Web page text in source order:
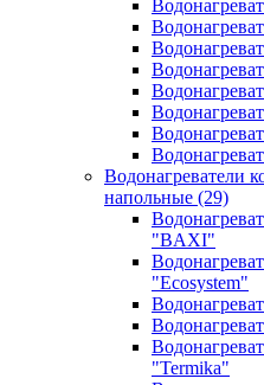
Водонагреватели
напольные (29)
"BAXI"
"Ecosystem"
"Termika"